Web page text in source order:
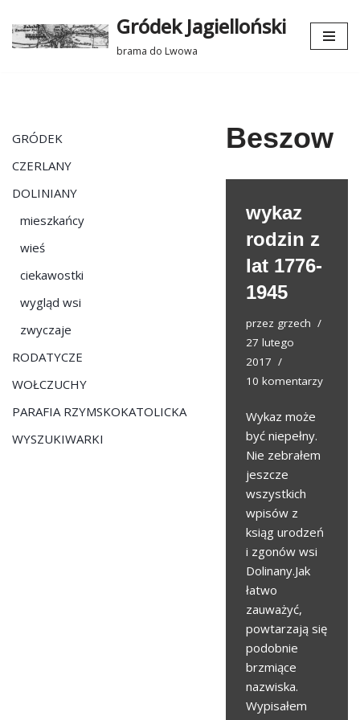
Przejdź
Gródek Jagielloński
brama do Lwowa
GRÓDEK
CZERLANY
DOLINIANY
mieszkańcy
wieś
ciekawostki
wygląd wsi
zwyczaje
RODATYCZE
WOŁCZUCHY
PARAFIA RZYMSKOKATOLICKA
WYSZUKIWARKI
Beszow
wykaz
rodzin z
lat 1776-
1945
przez grzech
27 lutego
2017
10 komentarzy
Wykaz może
być niepełny.
Nie zebrałem
jeszcze
wszystkich
wpisów z
ksiąg urodzeń
i zgonów wsi
Dolinany.Jak
łatwo
zauważyć,
powtarzają się
podobnie
brzmiące
nazwiska.
Wypisałem